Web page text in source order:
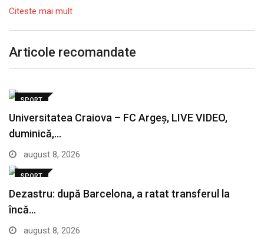
Citeste mai mult
Articole recomandate
SPORT
Universitatea Craiova – FC Argeș, LIVE VIDEO,
duminică,…
august 8, 2026
SPORT
Dezastru: după Barcelona, a ratat transferul la
încă…
august 8, 2026